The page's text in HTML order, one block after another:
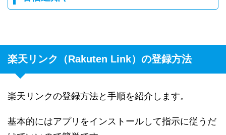
楽天リンク（Rakuten Link）の登録方法
楽天リンクの登録方法と手順を紹介します。
基本的にはアプリをインストールして指示に従うだ